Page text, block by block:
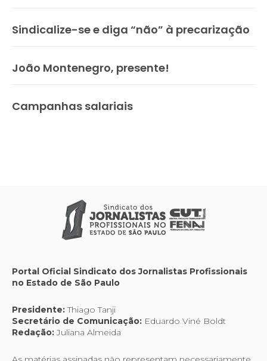
Sindicalize-se e diga “não” à precarização
João Montenegro, presente!
Campanhas salariais
Portal Oficial Sindicato dos Jornalistas Profissionais
no Estado de São Paulo
Presidente:Thiago Tanji
Secretário de Comunicação: Eduardo Viné Boldt
Redação:Juliana Almeida